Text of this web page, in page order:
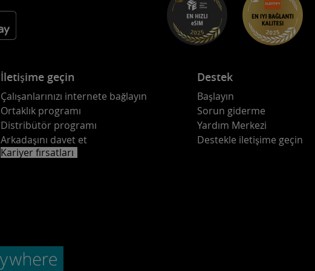
İletişime geçin
Çalışanlarınızı internete bağlayın
Ortaklık programı
Distribütör programı
Arkadaşını davet et
Kariyer fırsatları
Destek
Başlayın
Sorun giderme
Yardım Merkezi
Destekle iletişime geçin